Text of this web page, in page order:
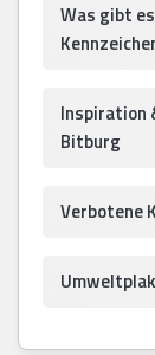
Was gibt
Inspiration
Bitburg
Verbotene